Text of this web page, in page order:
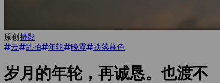
原创 摄影
云
乱拍 年轮 晚霞 跌落暮色
岁月的年轮，再诚恳。也渡不